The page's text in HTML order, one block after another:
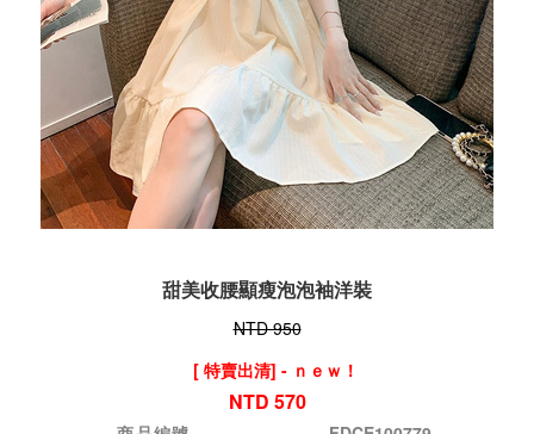
甜美收腰顯瘦泡泡袖洋裝
NTD 950
[ 特賣出清] - ｎｅｗ！
NTD 570